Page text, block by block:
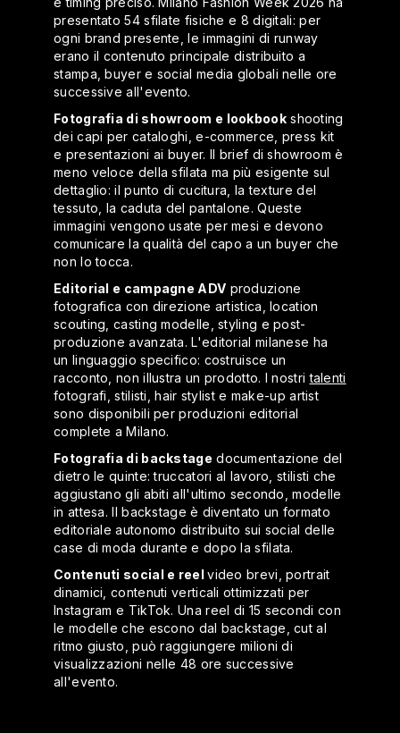
presentato 54 sfilate fisiche e 8 digitali: per
ogni brand presente, le immagini di runway
erano il contenuto principale distribuito a
stampa, buyer e social media globali nelle ore
successive all'evento.
Fotografia di showroom e lookbookshooting
dei capi per cataloghi, e-commerce, press kit
e presentazioni ai buyer. Il brief di showroom è
meno veloce della sfilata ma più esigente sul
dettaglio: il punto di cucitura, la texture del
tessuto, la caduta del pantalone. Queste
immagini vengono usate per mesi e devono
comunicare la qualità del capo a un buyer che
non lo tocca.
Editorial e campagne ADV produzione
fotografica con direzione artistica, location
scouting, casting modelle, styling e post-
produzione avanzata. L'editorial milanese ha
un linguaggio specifico: costruisce un
racconto, non illustra un prodotto. I nostritalenti
fotografi, stilisti, hair stylist e make-up artist
sono disponibili per produzioni editorial
complete a Milano.
Fotografia di backstage documentazione del
dietro le quinte: truccatori al lavoro, stilisti che
aggiustano gli abiti all'ultimo secondo, modelle
in attesa. Il backstage è diventato un formato
editoriale autonomo distribuito sui social delle
case di moda durante e dopo la sfilata.
Contenuti social e reelvideo brevi, portrait
dinamici, contenuti verticali ottimizzati per
Instagram e TikTok. Una reel di 15 secondi con
le modelle che escono dal backstage, cut al
ritmo giusto, può raggiungere milioni di
visualizzazioni nelle 48 ore successive
all'evento.